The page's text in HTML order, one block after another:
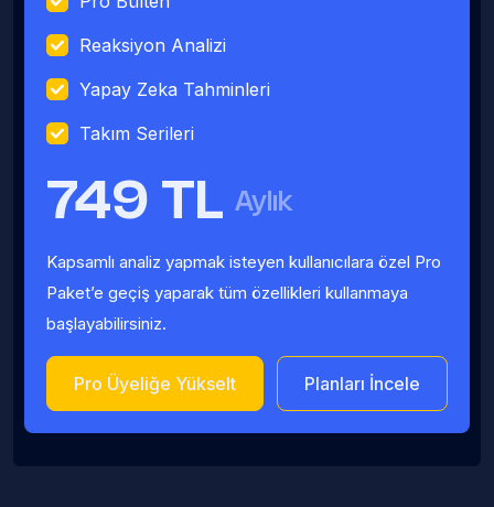
Reaksiyon Analizi
Yapay Zeka Tahminleri
Takım Serileri
749 TL Aylık
Kapsamlı analiz yapmak isteyen kullanıcılara özel Pro
Paket’e geçiş yaparak tüm özellikleri kullanmaya
başlayabilirsiniz.
Pro Üyeliğe Yükselt Planları İncele